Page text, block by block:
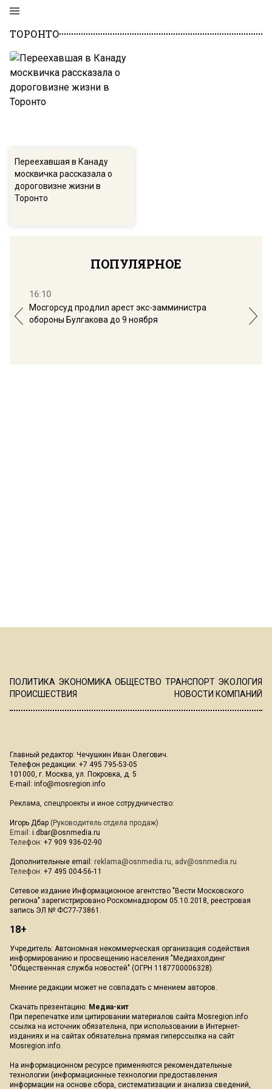
ТОРОНТО
Переехавшая в Канаду
москвичка рассказала о
дороговизне жизни в
Торонто
ПОПУЛЯРНОЕ
16:10
Мосгорсуд продлил арест экс-замминистра
обороны Булгакова до 9 ноября
ПОЛИТИКА ЭКОНОМИКА ОБЩЕСТВО ТРАНСПОРТ ЭКОЛОГИЯ
ПРОИСШЕСТВИЯ
НОВОСТИ КОМПАНИЙ
Главный редактор: Чечушкин Иван Олегович.
Телефон редакции: +7 495 795-53-05
101000, г. Москва, ул. Покровка, д. 5
E-mail: info@mosregion.info
Реклама, спецпроекты и иное сотрудничество:
Игорь Дбар (Руководитель отдела продаж)
Email: i.dbar@osnmedia.ru
Телефон: +7 909 936-02-90
Дополнительные email: reklama@osnmedia.ru, adv@osnmedia.ru
Телефон: +7 495 004-56-11
Сетевое издание Информационное агентство "Вести Московского
региона" зарегистрировано Роскомнадзором 05.10.2018, реестровая
запись ЭЛ № ФС77-73861.
18+
Учредитель: Автономная некоммерческая организация содействия
информированию и просвещению населения "Медиахолдинг
"Общественная служба новостей" (ОГРН 1187700006328).
Мнение редакции может не совпадать с мнением авторов.
Скачать презентацию: Медиа-кит
При перепечатке или цитировании материалов сайта Mosregion.info
ссылка на источник обязательна, при использовании в Интернет-
изданиях и на сайтах обязательна прямая гиперссылка на сайт
Mosregion.info.
На информационном ресурсе применяются рекомендательные
технологии (информационные технологии предоставления
информации на основе сбора, систематизации и анализа сведений,